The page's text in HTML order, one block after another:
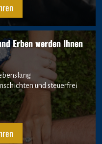
Erben werden Ihnen
und steuerfrei